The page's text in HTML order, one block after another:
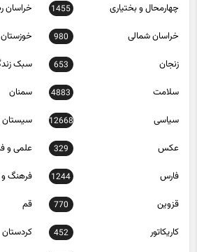
چهارمحال و بختیاری 1455 خراسان
خراسان شمالی 980 خوزستان
زنجان 653 سبک
سلامت 4883 سمنان
سیاسی 12668 سیستان
عکس 329 علمی و
فارس 1244 فرهنگ و
قزوین 770 قم
کاریکاتور 452 کردستان